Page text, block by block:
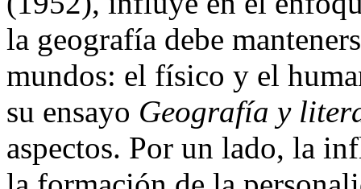
la geografía debe
mundos: el físico y el
su ensayo Geografía y
aspectos. Por un lado, la